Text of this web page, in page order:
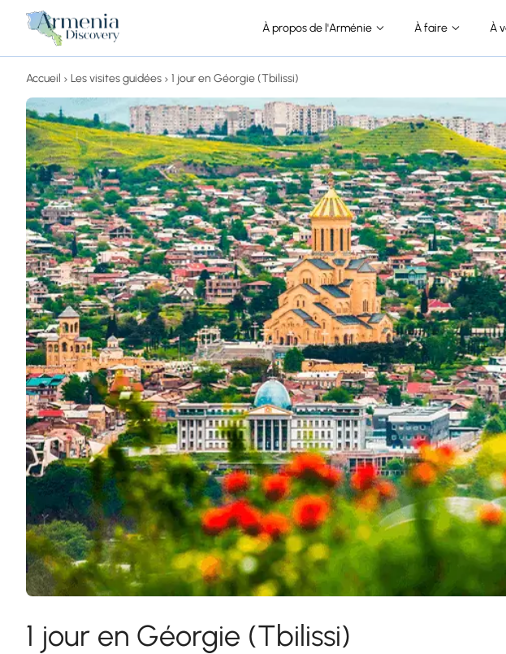
À propos de l'Arménie À faire À
Accueil Les visites guidées 1 jour en Géorgie (Tbilissi)
1 jour en Géorgie (Tbilissi)